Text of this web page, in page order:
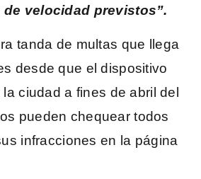
velocidad previstos”.
tanda de multas que llega
desde que el dispositivo
ciudad a fines de abril del
pueden chequear todos
infracciones en la página